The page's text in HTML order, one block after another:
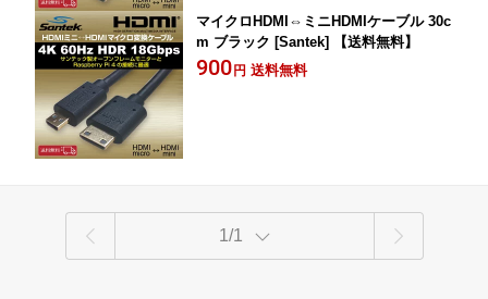
マイクロHDMI⇔ミニHDMIケーブル 30c
m ブラック [Santek] 【送料無料】
900 円 送料無料
1/1